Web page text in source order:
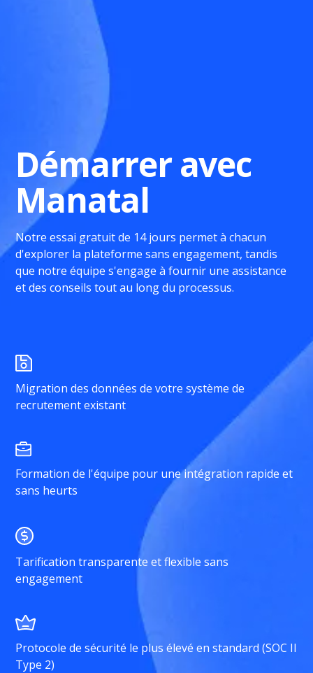
Démarrer avec
Manatal
Notre essai gratuit de 14 jours permet à chacun
d'explorer la plateforme sans engagement, tandis
que notre équipe s'engage à fournir une assistance
et des conseils tout au long du processus.
Migration des données de votre système de
recrutement existant
Formation de l'équipe pour une intégration rapide et
sans heurts
Tarification transparente et flexible sans
engagement
Protocole de sécurité le plus élevé en standard (SOC II
Type 2)